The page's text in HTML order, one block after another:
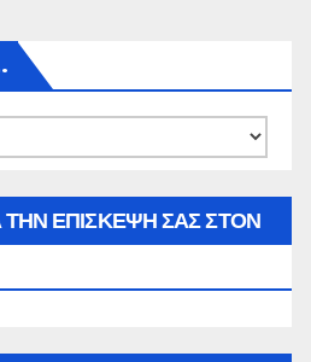
ΤΗΝ ΕΠΙΣΚΕΨΗ ΣΑΣ ΣΤΟΝ